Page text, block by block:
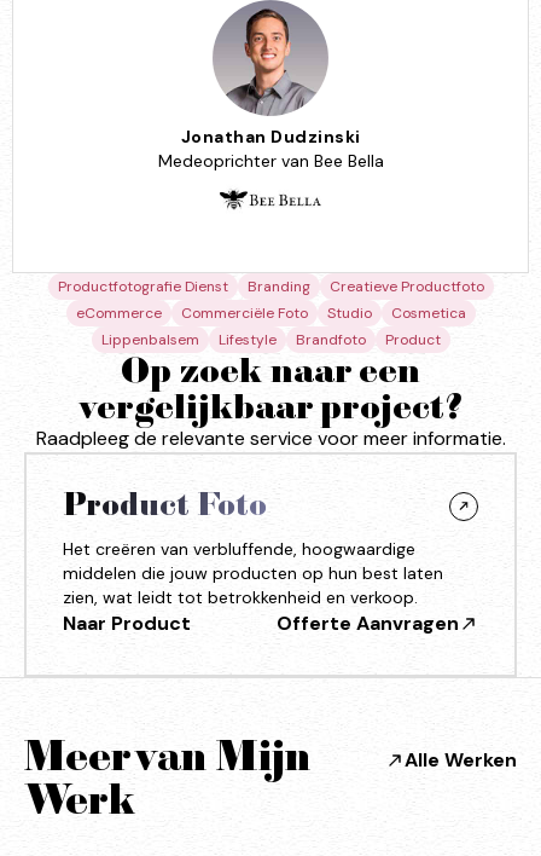
Jonathan Dudzinski
Medeoprichter van Bee Bella
Productfotografie Dienst Branding
Creatieve Productfoto
eCommerce
Commerciële Foto Studio
Cosmetica
Lippenbalsem
Lifestyle Brandfoto Product
Op zoek naar een
vergelijkbaar project?
Raadpleeg de relevante service voor meer informatie.
Product Foto
Het creëren van verbluffende, hoogwaardige
middelen die jouw producten op hun best laten
zien, wat leidt tot betrokkenheid en verkoop.
Naar Product Offerte Aanvragen
Meer van Mijn
Werk
Alle Werken